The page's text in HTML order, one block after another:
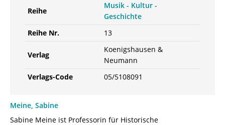
Reihe
Musik - Kultur -
Geschichte
Reihe Nr.
13
Verlag
Koenigshausen &
Neumann
Verlags-Code
05/5108091
Meine, Sabine
Sabine Meine ist Professorin für Historische